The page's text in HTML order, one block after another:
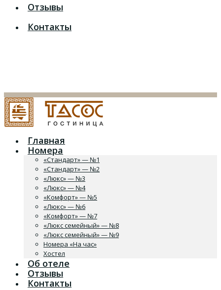
Отзывы
Контакты
Главная
Номера
«Стандарт» — №1
«Стандарт» — №2
«Люкс» — №3
«Люкс» — №4
«Комфорт» — №5
«Люкс» — №6
«Комфорт» — №7
«Люкс семейный» — №8
«Люкс семейный» — №9
Номера «На час»
Хостел
Об отеле
Отзывы
Контакты